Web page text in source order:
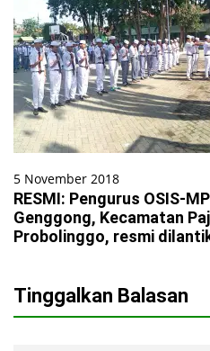
5 November 2018
RESMI: Pengurus OSIS-
Genggong, Kecamatan
Probolinggo, resmi
Tinggalkan Balasan